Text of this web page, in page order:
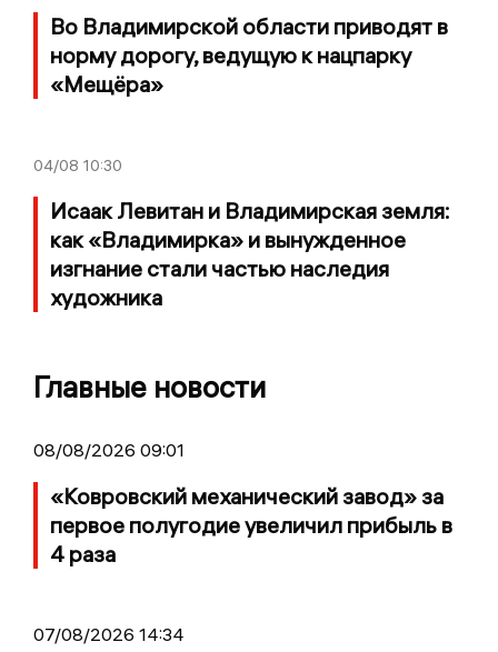
Во Владимирской области приводят в
норму дорогу, ведущую к нацпарку
«Мещёра»
04/08 10:30
Исаак Левитан и Владимирская земля:
как «Владимирка» и вынужденное
изгнание стали частью наследия
художника
Главные новости
08/08/2026 09:01
«Ковровский механический завод» за
первое полугодие увеличил прибыль в
4 раза
07/08/2026 14:34